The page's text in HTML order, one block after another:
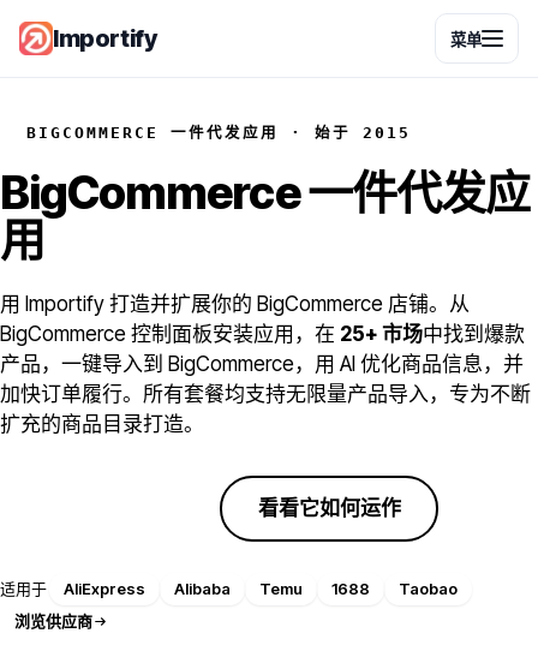
Importify 菜单
BIGCOMMERCE 一件代发应用 · 始于 2015
BigCommerce一件代发应
用
用 Importify 打造并扩展你的 BigCommerce 店铺。从
BigCommerce 控制面板安装应用，在 25+ 市场中找到爆款
产品，一键导入到 BigCommerce，用 AI 优化商品信息，并
加快订单履行。所有套餐均支持无限量产品导入，专为不断
扩充的商品目录打造。
看看它如何运作
适用于 AliExpress Alibaba Temu 1688
Taobao
浏览供应商